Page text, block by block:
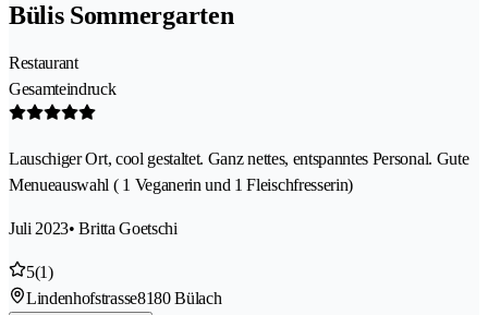
Bülis Sommergarten
Restaurant
Gesamteindruck
Lauschiger Ort, cool gestaltet. Ganz nettes, entspanntes Personal. Gute
Menueauswahl ( 1 Veganerin und 1 Fleischfresserin)
Juli 2023• Britta Goetschi
5(1)
Lindenhofstrasse8180 Bülach